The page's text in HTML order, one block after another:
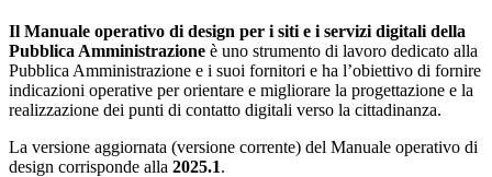
Il Manuale operativo di design per i siti e i servizi digitali della
Pubblica Amministrazione è uno strumento di lavoro dedicato alla
Pubblica Amministrazione e i suoi fornitori e ha l’obiettivo di fornire
indicazioni operative per orientare e migliorare la progettazione e la
realizzazione dei punti di contatto digitali verso la cittadinanza.
La versione aggiornata (versione corrente) del Manuale operativo di
design corrisponde alla 2025.1.